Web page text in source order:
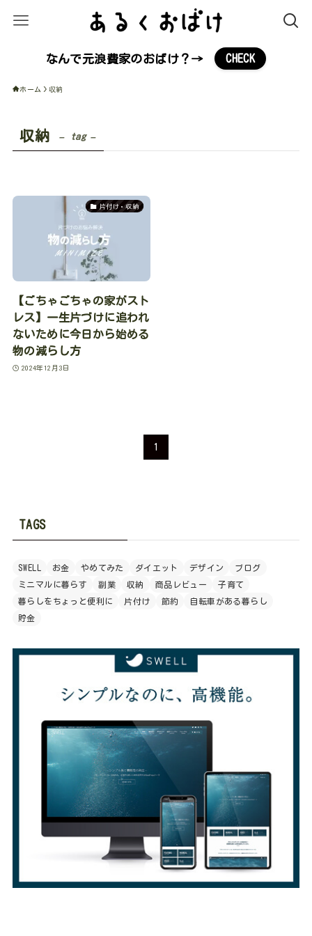
なんで元浪費家のおばけ？→ CHECK
ホーム 収納
収納 – tag –
片付け・収納
【ごちゃごちゃの家がスト
レス】一生片づけに追われ
ないために今日から始める
物の減らし方
2024年12月3日
1
TAGS
SWELL お金 やめてみた ダイエット デザイン
ブログ
ミニマルに暮らす
副業 収納 商品レビュー
子育て
暮らしをちょっと便利に
片付け 節約
自転車がある暮らし
貯金